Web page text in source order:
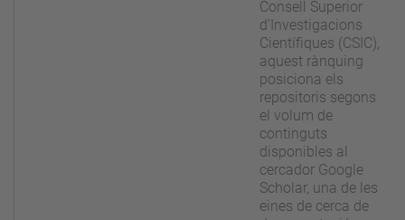
Consell Superior
d’Investigacions
Científiques (CSIC),
aquest rànquing
posiciona els
repositoris segons
el volum de
continguts
disponibles al
cercador Google
Scholar, una de les
eines de cerca de